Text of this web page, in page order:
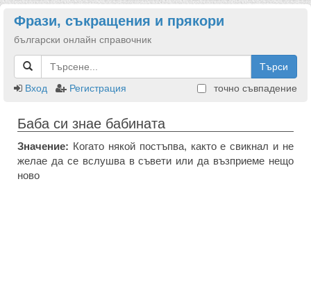
Фрази, съкращения и прякори
български онлайн справочник
Търси
Вход
Регистрация точно съвпадение
Баба си знае бабината
Значение: Когато някой постъпва, както е свикнал и не
желае да се вслушва в съвети или да възприеме нещо
ново